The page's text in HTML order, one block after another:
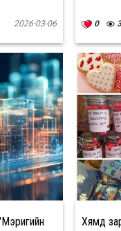
2026-03-06 0
Хямд